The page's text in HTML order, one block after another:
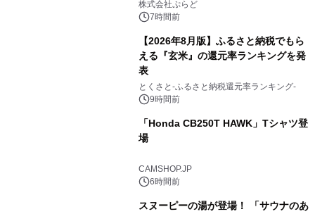
プール グランピングとトレーラーハウ
スの2施設で
株式会社ぷらど
7時間前
【2026年8月版】ふるさと納税でもら
える『玄米』の還元率ランキングを発
表
とくさと-ふるさと納税還元率ランキング-
9時間前
「Honda CB250T HAWK」Tシャツ登
場
CAMSHOP.JP
6時間前
スヌーピーの湯が登場！ 「サウナのあ